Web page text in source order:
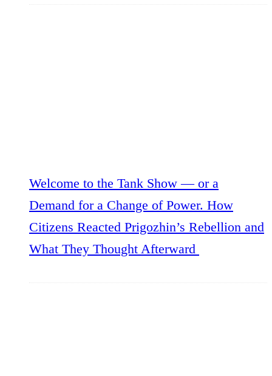
Welcome to the Tank Show — or a
Demand for a Change of Power. How
Citizens Reacted Prigozhin’s Rebellion and
What They Thought Afterward